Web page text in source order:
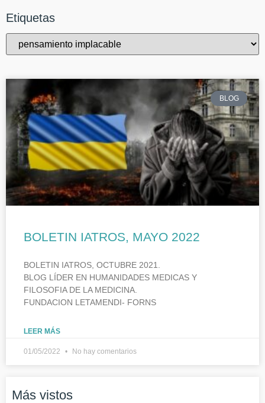
Etiquetas
BLOG
BOLETIN IATROS, MAYO 2022
BOLETIN IATROS, OCTUBRE 2021.
BLOG LÍDER EN HUMANIDADES MEDICAS Y
FILOSOFIA DE LA MEDICINA.
FUNDACION LETAMENDI- FORNS
LEER MÁS
01/05/2022 No hay comentarios
Más vistos